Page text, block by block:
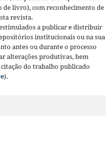
livro), com reconhecimento de
revista.
a publicar e distribuir
institucionais ou na sua
antes ou durante o processo
alterações produtivas, bem
do trabalho publicado
).